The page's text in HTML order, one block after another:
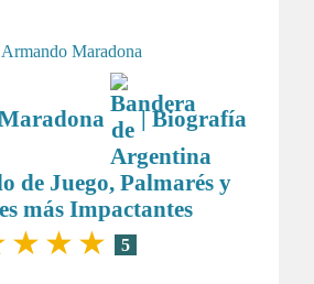
| Biografía
de Juego, Palmarés y
más Impactantes
★ ★ ★ 5